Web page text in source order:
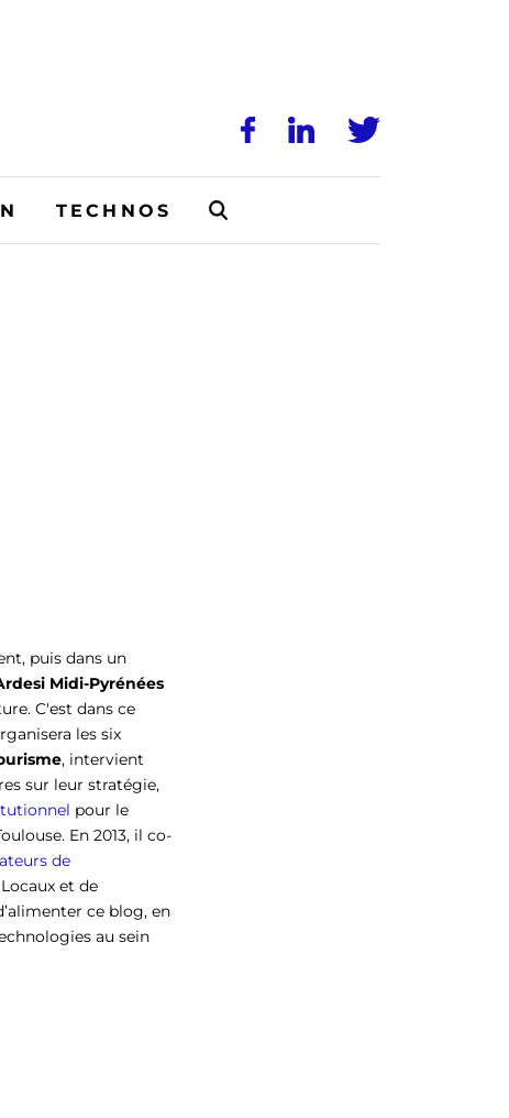
TECHNOS
puis dans un
Midi-Pyrénées
C'est dans ce
les six
, intervient
sur leur stratégie,
pour le
En 2013, il co-
de
et de
ce blog, en
au sein